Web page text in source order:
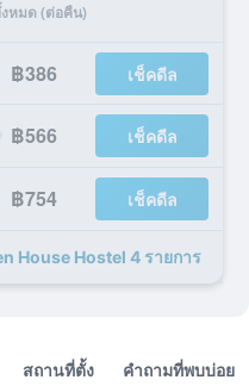
หมด (ต่อคืน)
฿386 เช็คดีล
฿566 เช็คดีล
฿754 เช็คดีล
House Hostel 4 รายการ
สถานที่ตั้ง คำถามที่พบบ่อย